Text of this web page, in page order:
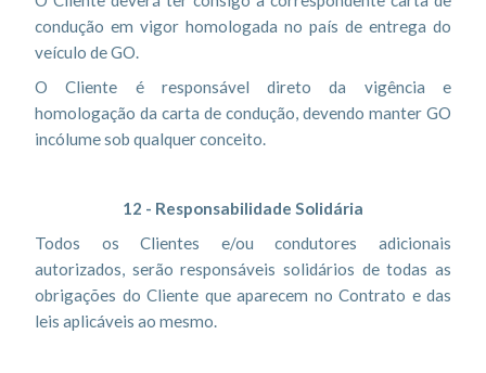
condução em vigor homologada no país de entrega do
veículo de GO.
O Cliente é responsável direto da vigência e
homologação da carta de condução, devendo manter GO
incólume sob qualquer conceito.
12 - Responsabilidade Solidária
Todos os Clientes e/ou condutores adicionais
autorizados, serão responsáveis solidários de todas as
obrigações do Cliente que aparecem no Contrato e das
leis aplicáveis ao mesmo.